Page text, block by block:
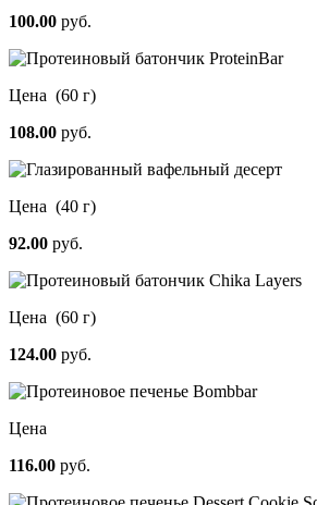
100.00 руб.
Цена (60 г)
108.00 руб.
Цена (40 г)
92.00 руб.
Цена (60 г)
124.00 руб.
Цена
116.00 руб.